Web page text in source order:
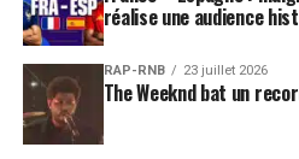
réalise une audience
RAP-RNB 23 juillet 2026
The Weeknd bat un